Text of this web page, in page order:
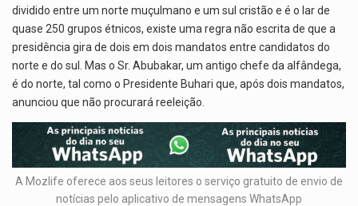
dividido entre um norte muçulmano e um sul cristão e é o lar de
quase 250 grupos étnicos, existe uma regra não escrita de que a
presidência gira de dois em dois mandatos entre candidatos do
norte e do sul. Mas o Sr. Abubakar, um antigo chefe da alfândega,
é do norte, tal como o Presidente Buhari que, após dois mandatos,
anunciou que não procurará reeleição.
A Mozlife oferece aos seus leitores o serviço gratuito de envio de
notícias pelo aplicativo de mensagens WhatsApp